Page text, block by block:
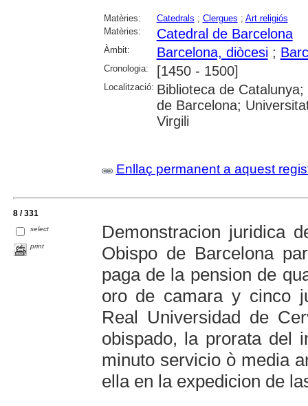
Matèries: Catedrals ; Clergues ; Art religiós
Matèries:
Catedral de Barcelona
Àmbit: Barcelona, diòcesi;
Cronologia: [1450 - 1500]
Localització: Biblioteca de
de Barcelona;
Virgili
Enllaç permanent a aquest
8 / 331
select
print
Demonstracion juridica
Obispo de Barcelona
paga de la pension de
oro de camara y cinco
Real Universidad de
obispado, la prorata del
minuto servicio ò media
ella en la expedicion de